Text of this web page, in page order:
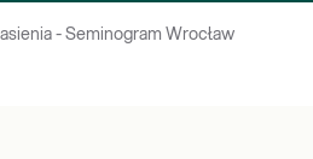
- Seminogram Wrocław